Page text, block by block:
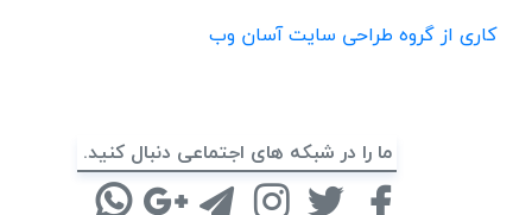
کاری از گروه طراحی سایت آسان وب
ما را در شبکه های اجتماعی دنبال کنید.